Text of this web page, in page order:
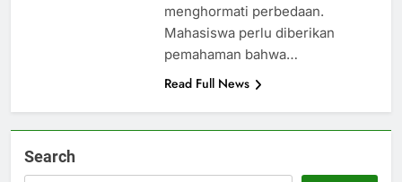
menghormati perbedaan.
Mahasiswa perlu diberikan
pemahaman bahwa…
Read Full News
Search